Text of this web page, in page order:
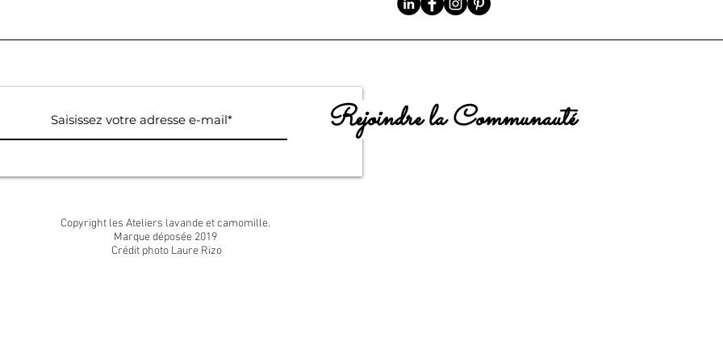
Rejoindre la Communauté
Copyright les Ateliers lavande et camomille.
Marque déposée 2019
Crédit photo Laure Rizo